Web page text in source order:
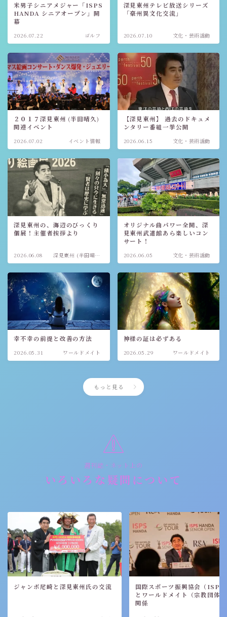
米男子シニアメジャー「ISPS
HANDA シニアオープン」開
幕
2026.07.22 ゴルフ
深見東州テレビ放送シリーズ
「豪州異文化交流」
2026.07.10 文化・芸術活動
２０１７深見東州 (半田晴久)
関連イベント
2026.07.02 イベント情報
【深見東州】 過去のドキュメ
ンタリー番組一挙公開
2026.06.15 文化・芸術活動
深見東州の、海辺のびっくり
個展！主催者挨拶より
2026.06.08
深見東州 (半田晴
久)
オリジナル曲パワー全開、深
見東州武道館あら楽しいコン
サート！
2026.06.05 文化・芸術活動
幸不幸の前提と改善の方法
2026.05.31 ワールドメイト
神様の証は必ずある
2026.05.29 ワールドメイト
もっと見る
週刊誌・ネット上の
いろいろな疑問について
ジャンボ尾崎と深見東州氏の交流
国際スポーツ振興協会（ISPS
とワールドメイト（宗教団体
関係